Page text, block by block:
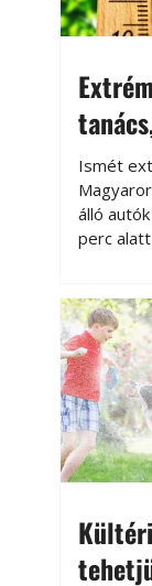
Ismét
álló
perc
hanem
benne
káros
azonban